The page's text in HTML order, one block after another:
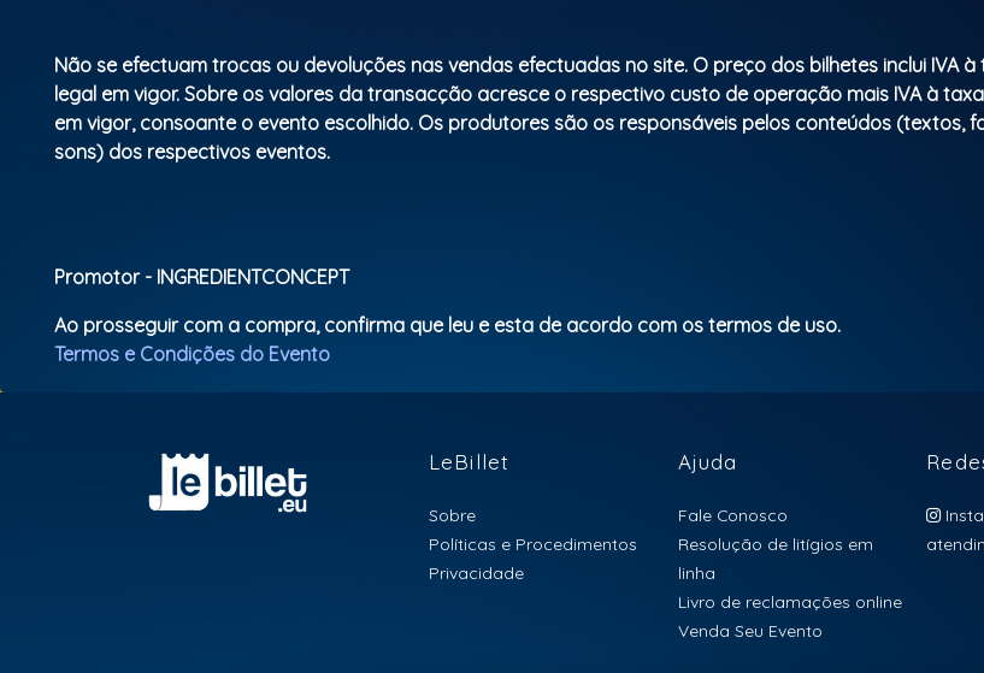
Não se efectuam trocas ou devoluções nas vendas efectuadas no site. O preço dos bilhetes inclui IVA à
legal em vigor. Sobre os valores da transacção acresce o respectivo custo de operação mais IVA à
em vigor, consoante o evento escolhido. Os produtores são os responsáveis pelos conteúdos (textos,
sons) dos respectivos eventos.
Promotor - INGREDIENTCONCEPT
Ao prosseguir com a compra, confirma que leu e esta de acordo com os termos de uso.
Termos e Condições do Evento
LeBillet
Sobre
Políticas e Procedimentos
Privacidade
Ajuda
Fale Conosco
Resolução de litígios em
linha
Livro de reclamações online
Venda Seu Evento